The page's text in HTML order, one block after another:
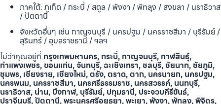
ภาคใต้: ภูเก็ต / กระบี่ / สตูล / พังงา / พัทลุง / สงขลา / นราธิวาส
/ ปัตตานี
จังหวัดอื่นๆ เช่น กาญจนบุรี / นครปฐม / นครราชสีมา / บุรีรัมย์ /
สุรินทร์ / อุบลราชธานี / ฯลฯ
ไม่ว่าคุณอยู่ที่ กรุงเทพมหานคร, กระบี่, กาญจนบุรี, กาฬสินธุ์,
กำแพงเพชร, ขอนแก่น, จันทบุรี, ฉะเชิงเทรา, ชลบุรี, ชัยนาท, ชัยภูมิ,
ชุมพร, เชียงราย, เชียงใหม่, ตรัง, ตราด, ตาก, นครนายก, นครปฐม,
นครพนม, นครราชสีมา, นครศรีธรรมราช, นครสวรรค์, นนทบุรี,
นราธิวาส, น่าน, บึงกาฬ, บุรีรัมย์, ปทุมธานี, ประจวบคีรีขันธ์,
ปราจีนบุรี, ปัตตานี, พระนครศรีอยุธยา, พะเยา, พังงา, พัทลุง, พิจิตร,